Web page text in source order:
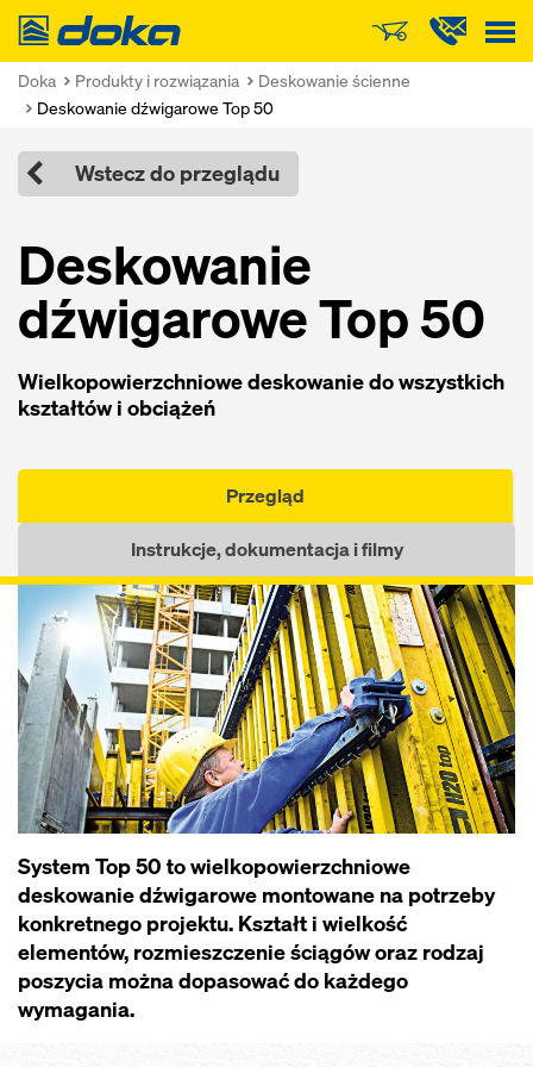
Doka
Doka Produkty i rozwiązania
Deskowanie ścienne
Deskowanie dźwigarowe Top 50
Wstecz do przeglądu
Deskowanie
dźwigarowe Top 50
Wielkopowierzchniowe deskowanie do wszystkich
kształtów i obciążeń
Przegląd
Instrukcje, dokumentacja i filmy
System Top 50 to wielkopowierzchniowe
deskowanie dźwigarowe montowane na potrzeby
konkretnego projektu. Kształt i wielkość
elementów, rozmieszczenie ściągów oraz rodzaj
poszycia można dopasować do każdego
wymagania.